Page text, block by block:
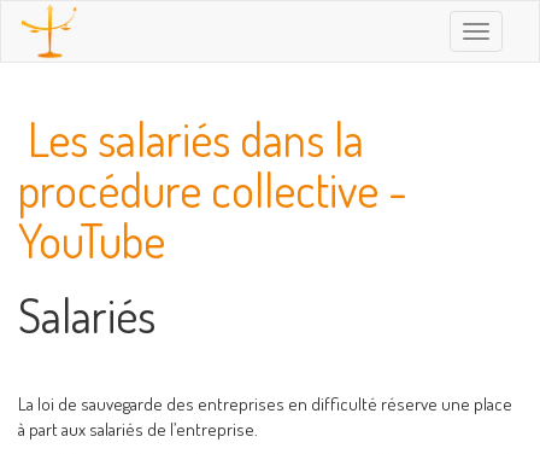
Toggle
Les salariés dans la
procédure collective -
YouTube
Salariés
La loi de sauvegarde des entreprises en difficulté réserve une place
à part aux salariés de l’entreprise.